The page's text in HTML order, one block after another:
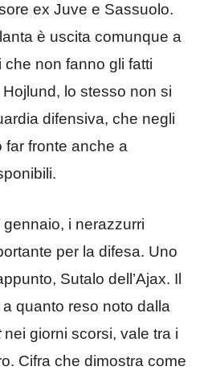
ex Juve e Sassuolo.
è uscita comunque a
che non fanno gli fatti
Hojlund, lo stesso non si
difensiva, che negli
far fronte anche a
i nerazzurri
per la difesa. Uno
Sutalo dell’Ajax. Il
quanto reso noto dalla
nei giorni scorsi, vale tra i
Cifra che dimostra come